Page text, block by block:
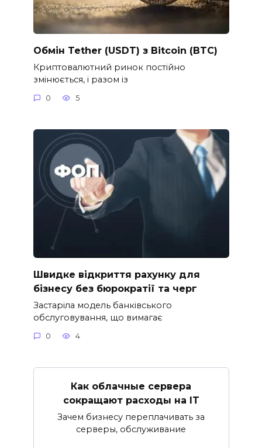
Обмін Tether (USDT) з Bitcoin (BTC)
Криптовалютний ринок постійно
змінюється, і разом із
0 5
Швидке відкриття рахунку для
бізнесу без бюрократії та черг
Застаріла модель банківського
обслуговування, що вимагає
0 4
Как облачные сервера
сокращают расходы на IT
Зачем бизнесу переплачивать за
серверы, обслуживание